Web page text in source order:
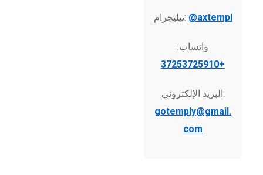
تيليجرام: @axtempl
واتساب:
+37253725910
البريد الإلكتروني:
gotemply@gmail.
com